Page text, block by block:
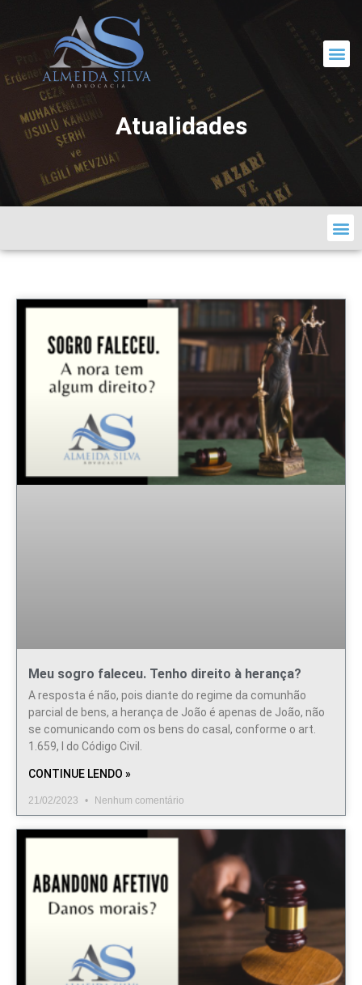
Atualidades
Meu sogro faleceu. Tenho direito à herança?
A resposta é não, pois diante do regime da comunhão
parcial de bens, a herança de João é apenas de João, não
se comunicando com os bens do casal, conforme o art.
1.659, I do Código Civil.
CONTINUE LENDO »
21/02/2023 Nenhum comentário